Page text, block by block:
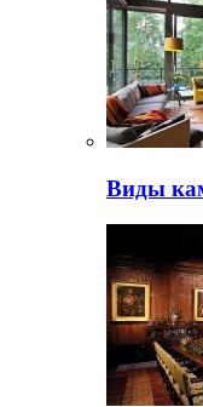
Виды